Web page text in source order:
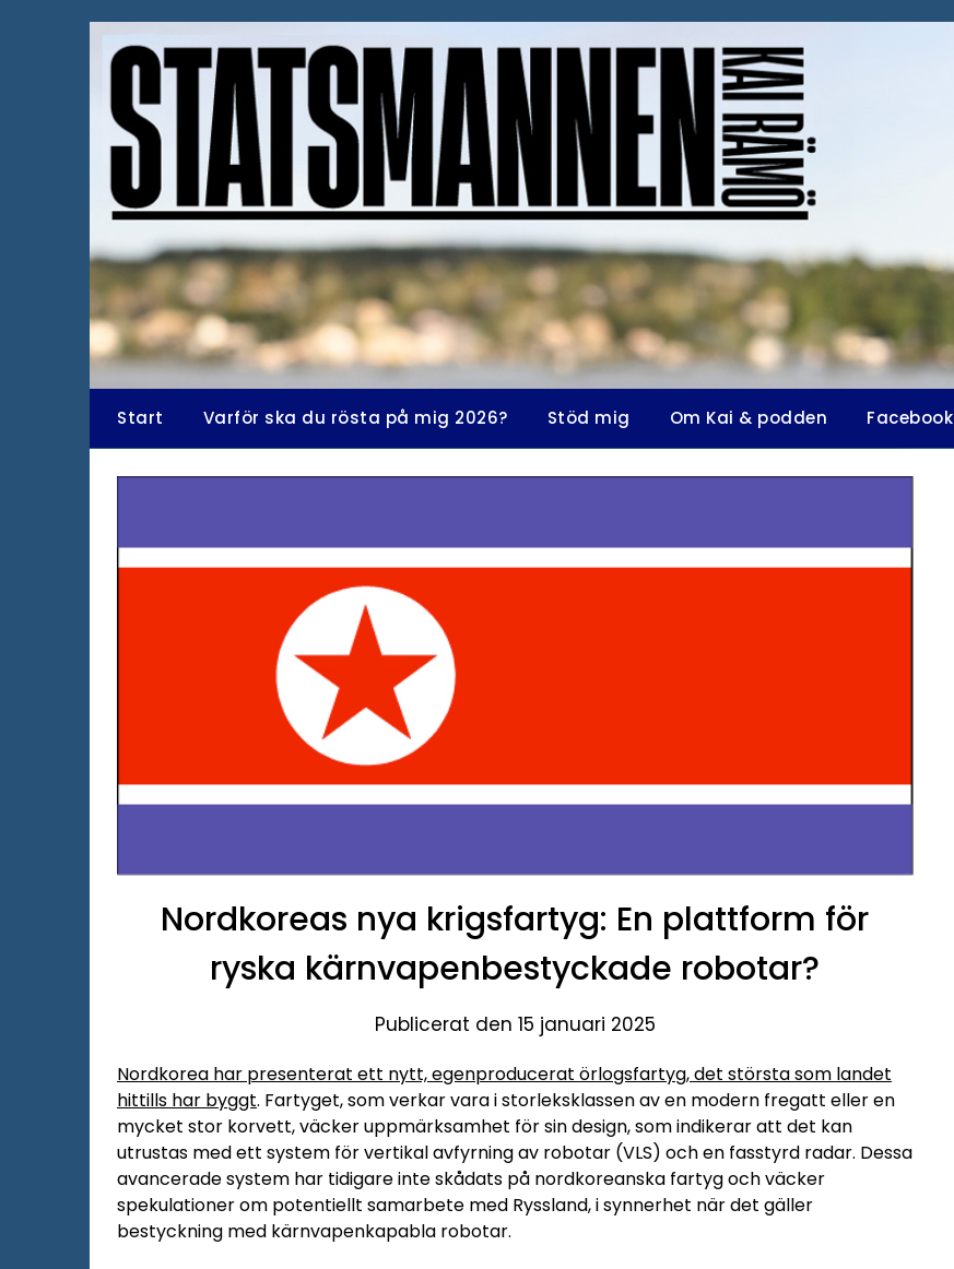
Start Varför ska du rösta på mig 2026? Stöd mig Om Kai & podden Facebook
Nordkoreas nya krigsfartyg: En plattform för
ryska kärnvapenbestyckade robotar?
Publicerat den 15 januari 2025
Nordkorea har presenterat ett nytt, egenproducerat örlogsfartyg, det största som landet
hittills har byggt. Fartyget, som verkar vara i storleksklassen av en modern fregatt eller en
mycket stor korvett, väcker uppmärksamhet för sin design, som indikerar att det kan
utrustas med ett system för vertikal avfyrning av robotar (VLS) och en fasstyrd radar. Dessa
avancerade system har tidigare inte skådats på nordkoreanska fartyg och väcker
spekulationer om potentiellt samarbete med Ryssland, i synnerhet när det gäller
bestyckning med kärnvapenkapabla robotar.